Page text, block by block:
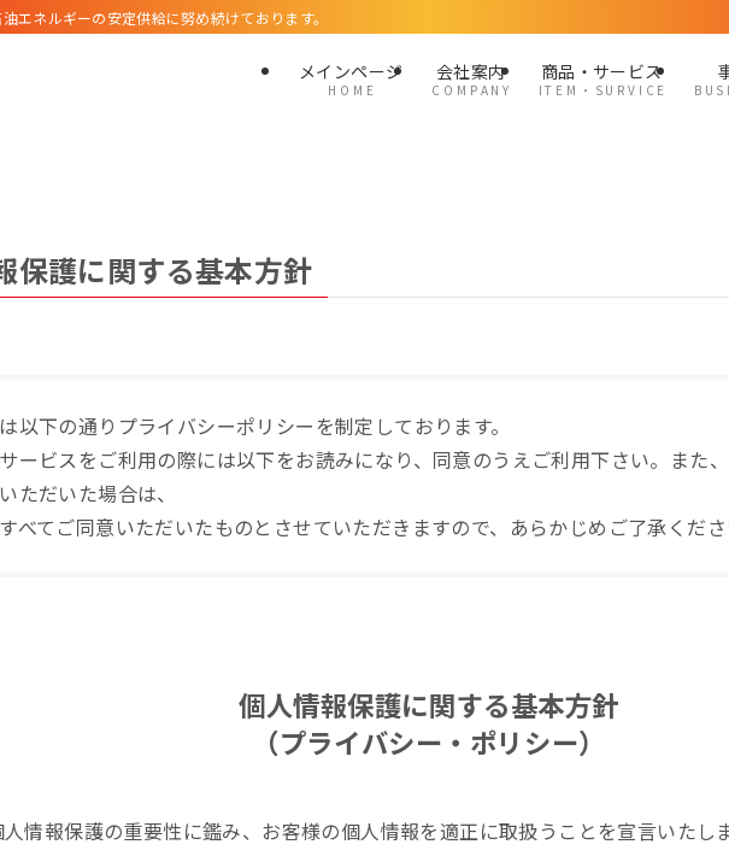
エネルギーの安定供給に努め続けております。
メインページ
H O M E
会社案内
C O M P A N Y
商品・サービス
I T E M ・ S U R V I C E B U S
保護に関する基本方針
以下の通りプライバシーポリシーを制定しております。
ービスをご利用の際には以下をお読みになり、同意のうえご利用下さい。また
ただいた場合は、
べてご同意いただいたものとさせていただきますので、あらかじめご了承くださ
個人情報保護に関する基本方針
（プライバシー・ポリシー）
情報保護の重要性に鑑み、お客様の個人情報を適正に取扱うことを宣言いたしま